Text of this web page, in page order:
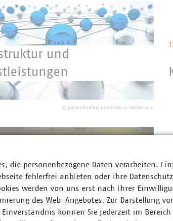
und
kommunalen Unternehmen betreiben
riesiges Infrastrukturnetzwerk und
© peterschreiber.media/stock.adobe.com
die personenbezogene Daten verarbeiten.
fehlerfrei anbieten oder ihre
werden von uns erst nach Ihrer
des Web-Angebotes. Zur Darstellung
können Sie jederzeit im